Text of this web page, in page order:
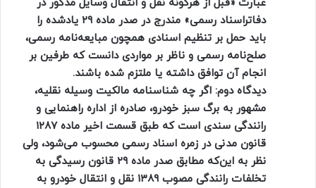
عبارت «قبل از هرگونه نقل و انتقال وسایل مذکور در
دفاتراسناد رسمی» مندرج در صدر ماده ۲۹ یادشده را
باید حمل بر تنظیم اسنادی همچون مبایعه‌نامه رسمی،
صلح‌نامه رسمی و ناظر بر مواردی دانست که طرفین بر
انجام آن توافق داشته یا ملتزم شده باشند.
دیدگاه دوم: اگر چه شناسنامه مالکیت وسیله نقلیه،
مشهور به برگ سبز خودرو، صادره از اداره راهنمایی و
رانندگی سندی است که طبق قسمت اخیر ماده ۱۲۸۷
قانون مدنی در زمره اسناد رسمی محسوب می‌شود، ولی
نظر به این‌که مطابق صدر ماده ۲۹ قانون رسیدگی به
تخلفات رانندگی مصوب ۱۳۸۹ نقل و انتقال خودرو به